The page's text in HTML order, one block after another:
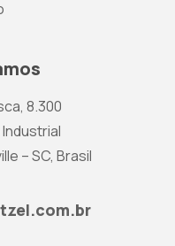
8.300
– SC, Brasil